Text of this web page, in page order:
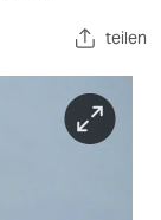
teilen